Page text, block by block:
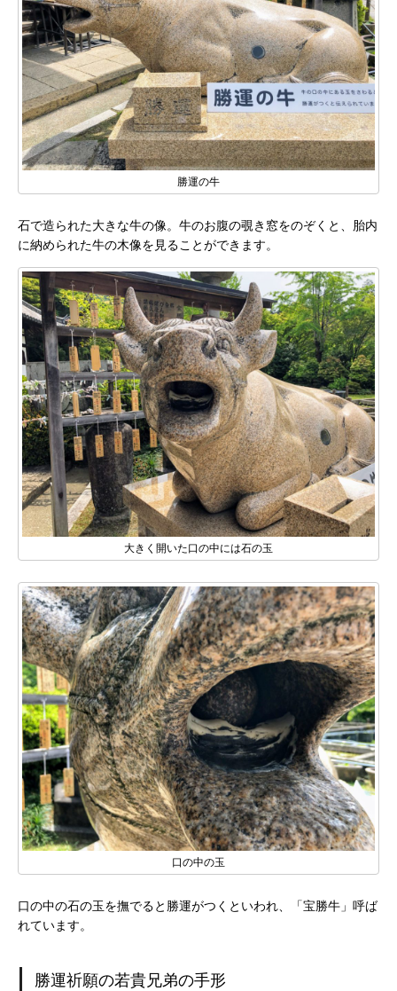
勝運の牛
石で造られた大きな牛の像。牛のお腹の覗き窓をのぞくと、胎内
に納められた牛の木像を見ることができます。
大きく開いた口の中には石の玉
口の中の玉
口の中の石の玉を撫でると勝運がつくといわれ、「宝勝牛」呼ば
れています。
勝運祈願の若貴兄弟の手形